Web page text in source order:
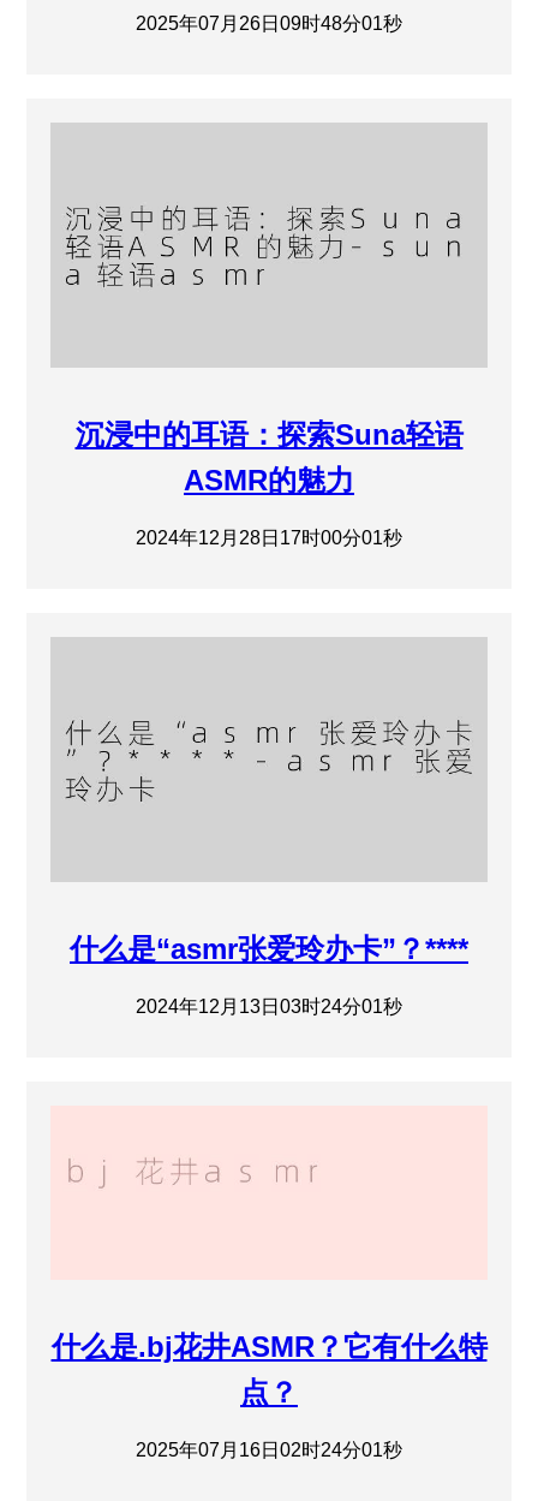
2025年07月26日09时48分01秒
沉浸中的耳语：探索Suna轻语
ASMR的魅力
2024年12月28日17时00分01秒
什么是“asmr张爱玲办卡”？****
2024年12月13日03时24分01秒
什么是.bj花井ASMR？它有什么特
点？
2025年07月16日02时24分01秒